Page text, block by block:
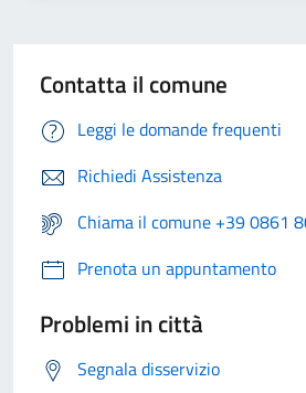
Contatta il comune
Leggi le domande frequenti
Richiedi Assistenza
Chiama il comune +39 0861
Prenota un appuntamento
Problemi in città
Segnala disservizio